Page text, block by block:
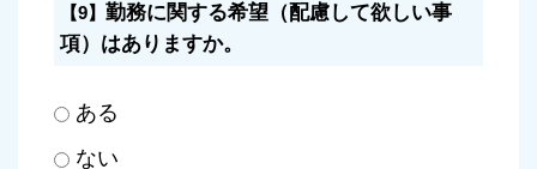
【9】 勤務に関する希望（配慮して欲しい事
項）はありますか。
ある
ない